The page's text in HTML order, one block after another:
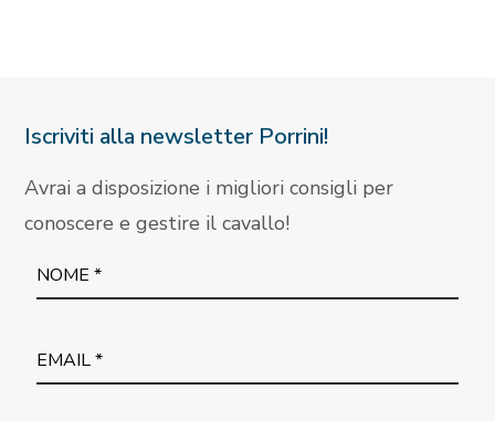
Iscriviti alla newsletter Porrini!
Avrai a disposizione i migliori consigli per
conoscere e gestire il cavallo!